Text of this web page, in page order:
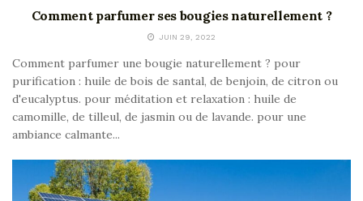
Comment parfumer ses bougies naturellement ?
JUIN 29, 2022
Comment parfumer une bougie naturellement ? pour
purification : huile de bois de santal, de benjoin, de citron ou
d'eucalyptus. pour méditation et relaxation : huile de
camomille, de tilleul, de jasmin ou de lavande. pour une
ambiance calmante...